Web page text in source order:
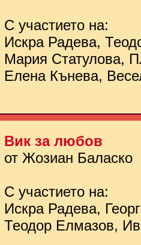
С участието на:
Искра Радева,
Мария Статулова,
Елена Кънева,
Вик за любов
от Жозиан Баласко
С участието на:
Искра Радева,
Теодор Елмазов,